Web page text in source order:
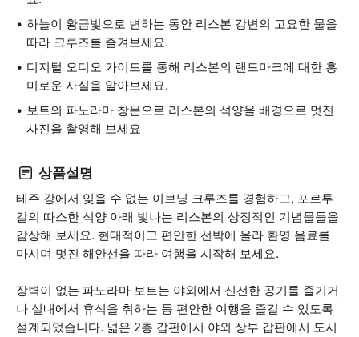
하늘이 황금빛으로 변하는 동안 리스본 강변의 고요한 물을
따라 크루즈를 즐겨보세요.
디지털 오디오 가이드를 통해 리스본의 랜드마크에 대한 흥
미로운 사실을 알아보세요.
보트의 파노라마 창문으로 리스본의 석양을 배경으로 멋진
사진을 촬영해 보세요
상품설명
테주 강에서 잊을 수 없는 이브닝 크루즈를 경험하고, 포르투
갈의 따스한 석양 아래 빛나는 리스본의 상징적인 기념물들을
감상해 보세요. 현대적이고 편안한 선박에 올라 환영 음료를
마시며 멋진 해안선을 따라 여행을 시작해 보세요.
장벽이 없는 파노라마 보트는 야외에서 신선한 공기를 즐기거
나 실내에서 휴식을 취하는 등 편안한 여행을 즐길 수 있도록
설계되었습니다. 넓은 2층 갑판에서 야외 상부 갑판에서 도시